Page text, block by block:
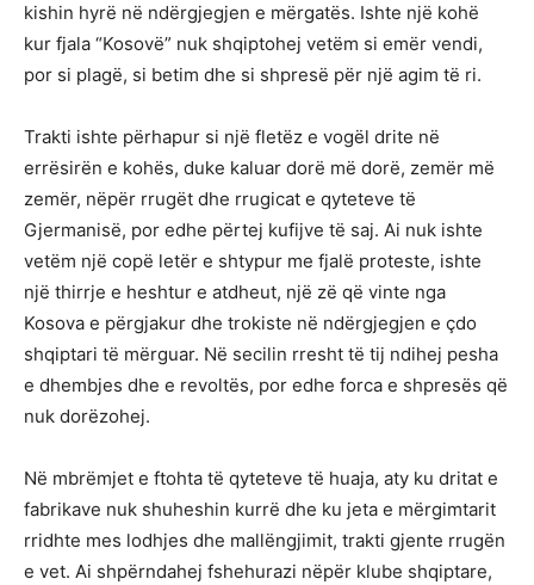
kishin hyrë në ndërgjegjen e mërgatës. Ishte një kohë
kur fjala “Kosovë” nuk shqiptohej vetëm si emër vendi,
por si plagë, si betim dhe si shpresë për një agim të ri.
Trakti ishte përhapur si një fletëz e vogël drite në
errësirën e kohës, duke kaluar dorë më dorë, zemër më
zemër, nëpër rrugët dhe rrugicat e qyteteve të
Gjermanisë, por edhe përtej kufijve të saj. Ai nuk ishte
vetëm një copë letër e shtypur me fjalë proteste, ishte
një thirrje e heshtur e atdheut, një zë që vinte nga
Kosova e përgjakur dhe trokiste në ndërgjegjen e çdo
shqiptari të mërguar. Në secilin rresht të tij ndihej pesha
e dhembjes dhe e revoltës, por edhe forca e shpresës që
nuk dorëzohej.
Në mbrëmjet e ftohta të qyteteve të huaja, aty ku dritat e
fabrikave nuk shuheshin kurrë dhe ku jeta e mërgimtarit
rridhte mes lodhjes dhe mallëngjimit, trakti gjente rrugën
e vet. Ai shpërndahej fshehurazi nëpër klube shqiptare,